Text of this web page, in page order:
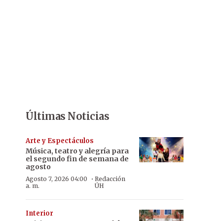
Últimas Noticias
Arte y Espectáculos
Música, teatro y alegría para
el segundo fin de semana de
agosto
Agosto 7, 2026 04:00
a. m.
· Redacción
ÚH
Interior